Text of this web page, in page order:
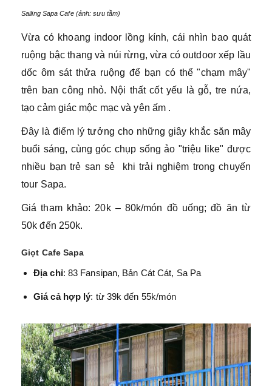
Sailing Sapa Cafe (ảnh: sưu tầm)
Vừa có khoang indoor lồng kính, cái nhìn bao quát
ruộng bậc thang và núi rừng, vừa có outdoor xếp lầu
dốc ôm sát thửa ruộng để bạn có thể "chạm mây"
trên ban công nhỏ. Nội thất cốt yếu là gỗ, tre nứa,
tạo cảm giác mộc mạc và yên ấm .
Đây là điểm lý tưởng cho những giây khắc săn mây
buổi sáng, cùng góc chụp sống ảo "triệu like" được
nhiều bạn trẻ san sẻ khi trải nghiệm trong chuyến
tour Sapa.
Giá tham khảo: 20k – 80k/món đồ uống; đồ ăn từ
50k đến 250k.
Giọt Cafe Sapa
Địa chỉ: 83 Fansipan, Bản Cát Cát, Sa Pa
Giá cả hợp lý: từ 39k đến 55k/món